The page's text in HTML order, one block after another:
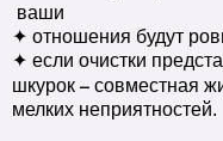
ваши
✦ отношения будут
✦ если очистки
шкурок – совместная
мелких неприятностей.